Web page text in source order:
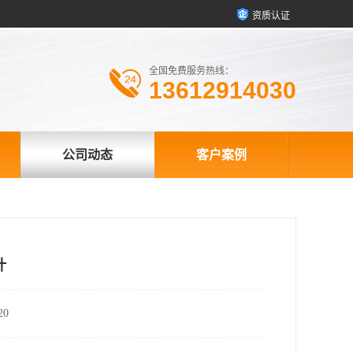
资质认证
全国免费服务热线：
13612914030
公司动态 客户案例